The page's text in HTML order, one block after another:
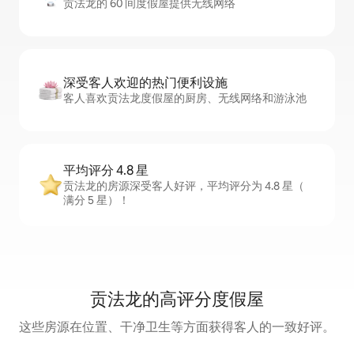
贡法龙的 60 间度假屋提供无线网络
深受客人欢迎的热门便利设施
客人喜欢贡法龙度假屋的厨房、无线网络和游泳池
平均评分 4.8 星
贡法龙的房源深受客人好评，平均评分为 4.8 星（
满分 5 星）！
贡法龙的高评分度假屋
这些房源在位置、干净卫生等方面获得客人的一致好评。